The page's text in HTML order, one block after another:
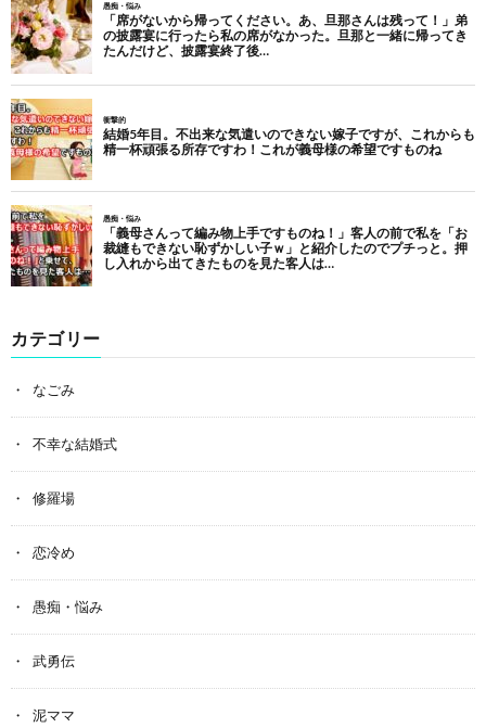
カテゴリー
なごみ
不幸な結婚式
修羅場
恋冷め
愚痴・悩み
武勇伝
泥ママ